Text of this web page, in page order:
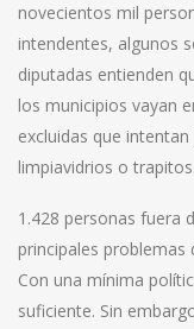
novecientos mil
intendentes, algunos
diputadas entienden
los municipios vayan
excluidas que
limpiavidrios o trapitos.
1.428 personas fuera
principales problemas
Con una mínima
suficiente. Sin